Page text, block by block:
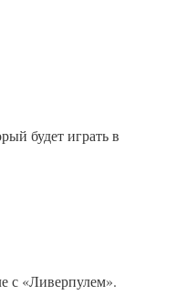
будет играть в
с «Ливерпулем».